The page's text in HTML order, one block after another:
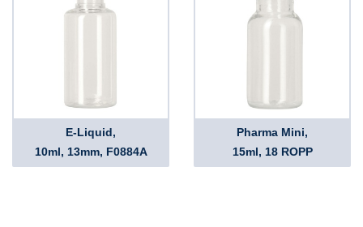
E-Liquid,
10ml, 13mm, F0884A
Pharma Mini,
15ml, 18 ROPP